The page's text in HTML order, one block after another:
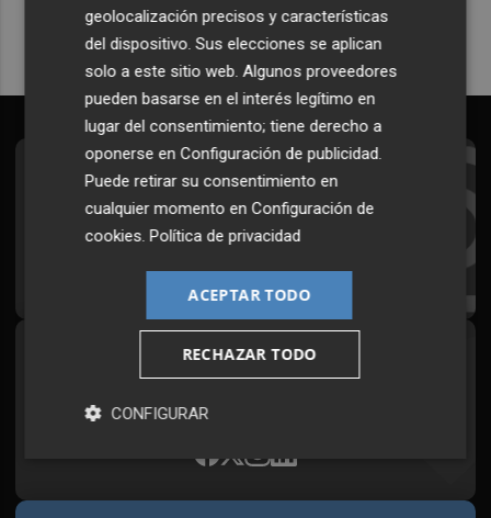
Suscríbete al Boletín
Todos los días a primera hora en tu email
¡Quiero suscribirme!
Síguenos en redes
Plaza Podcast, desde cualquier medio
geolocalización precisos y características
del dispositivo. Sus elecciones se aplican
solo a este sitio web. Algunos proveedores
pueden basarse en el interés legítimo en
lugar del consentimiento; tiene derecho a
oponerse enConfiguración de publicidad.
Puede retirar su consentimiento en
cualquier momento enConfiguración de
cookies.Política de privacidad
ACEPTAR TODO
RECHAZAR TODO
CONFIGURAR